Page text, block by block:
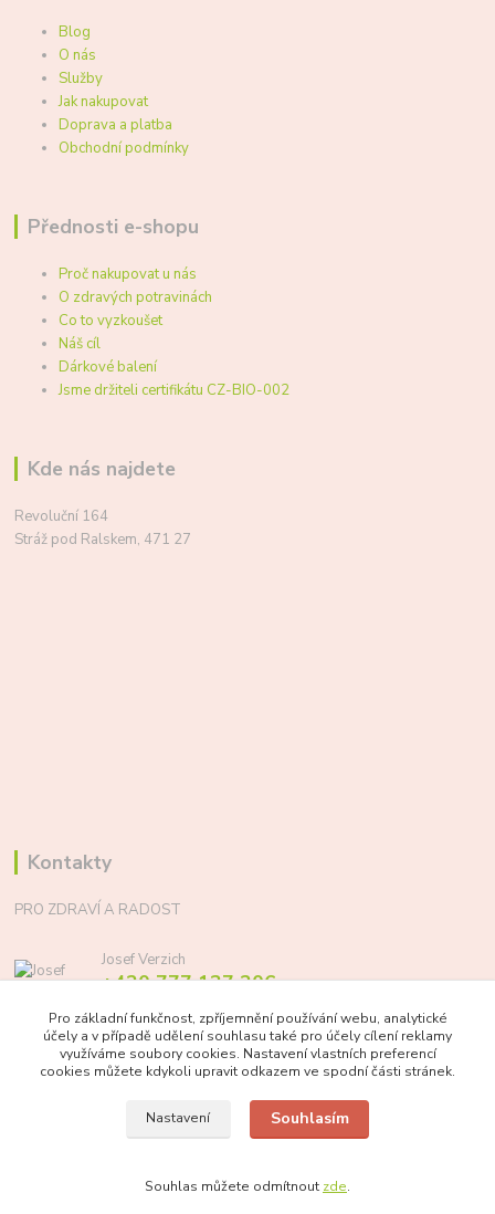
Blog
O nás
Služby
Jak nakupovat
Doprava a platba
Obchodní podmínky
Přednosti e-shopu
Proč nakupovat u nás
O zdravých potravinách
Co to vyzkoušet
Náš cíl
Dárkové balení
Jsme držiteli certifikátu CZ-BIO-002
Kde nás najdete
Revoluční 164
Stráž pod Ralskem, 471 27
Kontakty
PRO ZDRAVÍ A RADOST
Josef Verzich
+420 777 137 206
info@prozdraviaradost.cz
Pro základní funkčnost, zpříjemnění používání webu, analytické
účely a v případě udělení souhlasu také pro účely cílení reklamy
využíváme soubory cookies. Nastavení vlastních preferencí
cookies můžete kdykoli upravit odkazem ve spodní části stránek.
Nastavení Souhlasím
Souhlas můžete odmítnout zde.